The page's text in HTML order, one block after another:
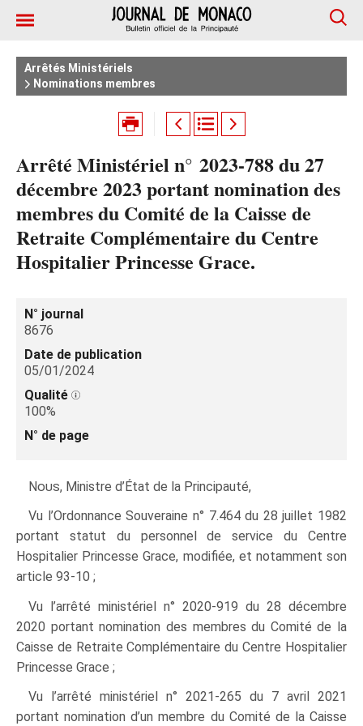
Arrêtés Ministériels
Nominations membres
Arrêté Ministériel n° 2023-788 du 27
décembre 2023 portant nomination des
membres du Comité de la Caisse de
Retraite Complémentaire du Centre
Hospitalier Princesse Grace.
N° journal
8676
Date de publication
05/01/2024
Qualité
100%
N° de page
Nous, Ministre d’État de la Principauté,
Vu l’Ordonnance Souveraine n° 7.464 du 28 juillet 1982
portant statut du personnel de service du Centre
Hospitalier Princesse Grace, modifiée, et notamment son
article 93-10 ;
Vu l’arrêté ministériel n° 2020-919 du 28 décembre
2020 portant nomination des membres du Comité de la
Caisse de Retraite Complémentaire du Centre Hospitalier
Princesse Grace ;
Vu l’arrêté ministériel n° 2021-265 du 7 avril 2021
portant nomination d’un membre du Comité de la Caisse